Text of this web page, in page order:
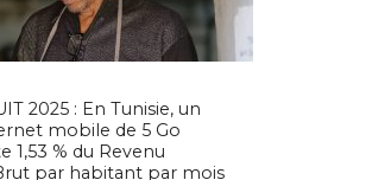
2025 : En Tunisie, un
mobile de 5 Go
1,53 % du Revenu
par habitant par mois